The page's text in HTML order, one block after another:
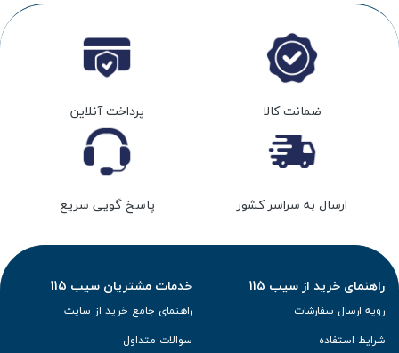
ضمانت کالا پرداخت آنلاین
ارسال به سراسر کشور پاسخ گویی سریع
راهنمای خرید از سیب 115
رویه ارسال سفارشات
شرایط استفاده
خدمات مشتریان سیب 115
راهنمای جامع خرید از سایت
سوالات متداول